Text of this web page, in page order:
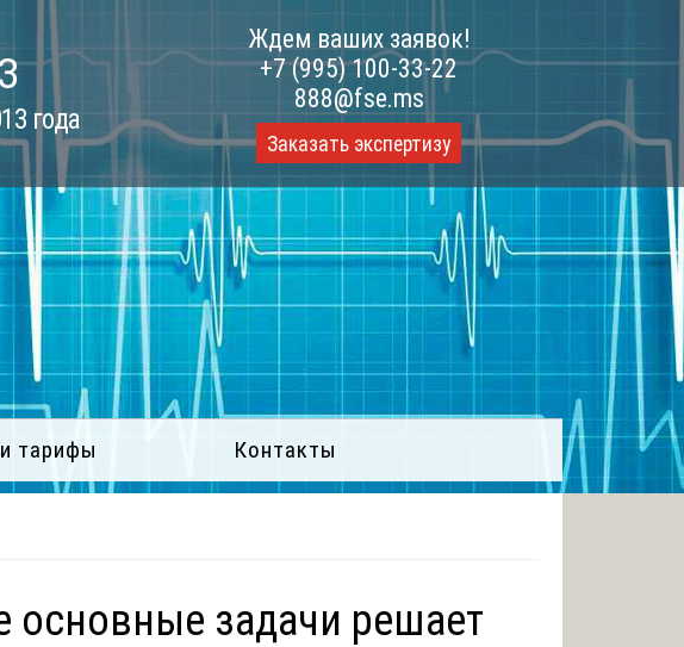
года
Ждем ваших заявок!
+7 (995) 100-33-22
888@fse.ms
Заказать экспертизу
тарифы Контакты
основные задачи решает